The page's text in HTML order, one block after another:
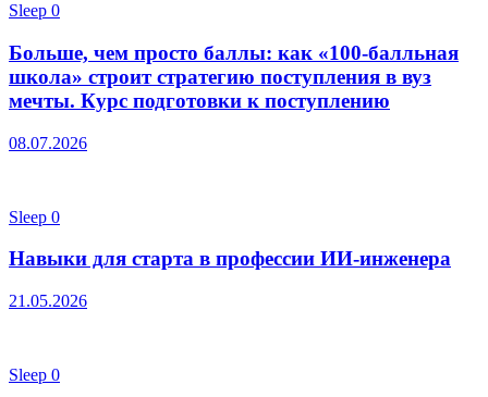
Sleep 0
Больше, чем просто баллы: как «100-балльная
школа» строит стратегию поступления в вуз
мечты. Курс подготовки к поступлению
08.07.2026
Sleep 0
Навыки для старта в профессии ИИ-инженера
21.05.2026
Sleep 0